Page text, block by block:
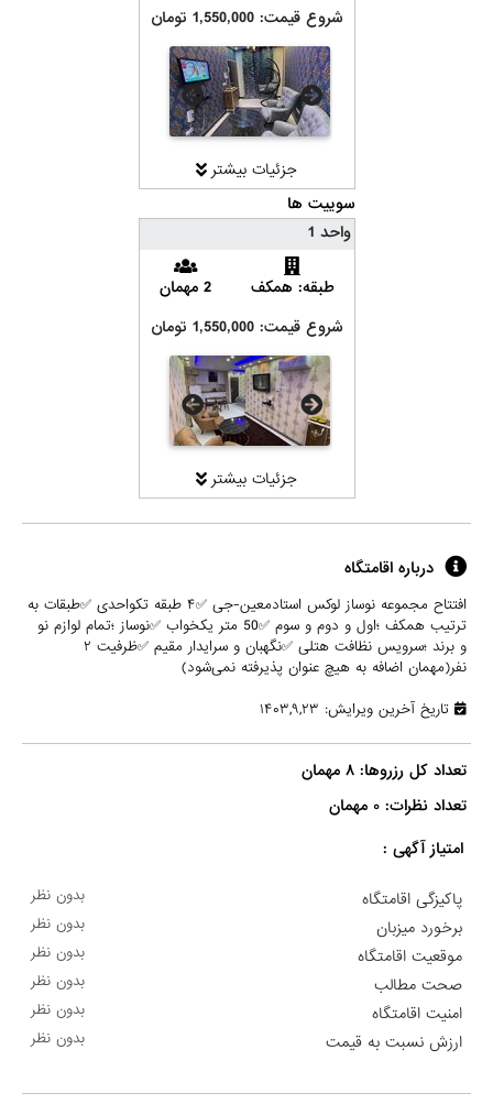
شروع قیمت: 1,550,000 تومان
جزئیات بیشتر
سوییت ها
واحد 1
طبقه: همکف
2 مهمان
شروع قیمت: 1,550,000 تومان
جزئیات بیشتر
درباره اقامتگاه
افتتاح مجموعه نوساز لوکس استادمعین-جی ✅۴ طبقه تکواحدی ✅طبقات به
ترتیب همکف ؛اول و دوم و سوم ✅50 متر یکخواب ✅نوساز ؛تمام لوازم نو
و برند ؛سرویس نظافت هتلی ✅نگهبان و سرایدار مقیم ✅ظرفیت ۲
نفر(مهمان اضافه به هیچ عنوان پذیرفته نمی‌شود)
تاریخ آخرین ویرایش: ۱۴۰۳,۹,۲۳
تعداد کل رزروها: ۸ مهمان
تعداد نظرات: ۰ مهمان
امتیاز آگهی :
پاکیزگی اقامتگاه بدون نظر
برخورد میزبان بدون نظر
موقعیت اقامتگاه بدون نظر
صحت مطالب بدون نظر
امنیت اقامتگاه بدون نظر
ارزش نسبت به قیمت بدون نظر